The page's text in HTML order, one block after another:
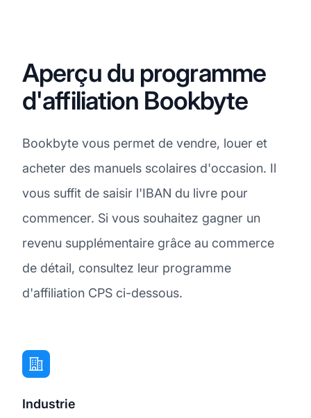
Aperçu du programme
d'affiliation Bookbyte
Bookbyte vous permet de vendre, louer et
acheter des manuels scolaires d'occasion. Il
vous suffit de saisir l'IBAN du livre pour
commencer. Si vous souhaitez gagner un
revenu supplémentaire grâce au commerce
de détail, consultez leur programme
d'affiliation CPS ci-dessous.
Industrie